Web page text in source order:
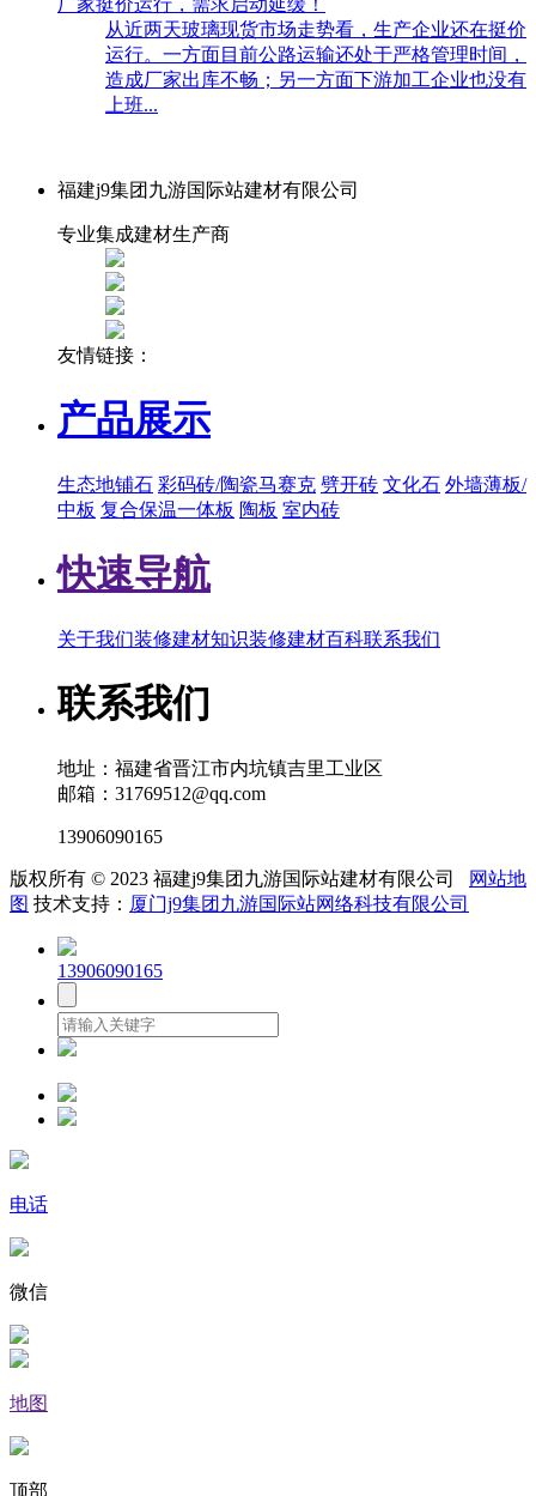
从近两天玻璃现货市场走势看，生产企业还在挺价
运行。一方面目前公路运输还处于严格管理时间，
造成厂家出库不畅；另一方面下游加工企业也没有
上班...
福建j9集团九游国际站建材有限公司
专业集成建材生产商
友情链接：
产品展示
生态地铺石 彩码砖/陶瓷马赛克 劈开砖 文化石 外墙薄板/
中板 复合保温一体板 陶板 室内砖
快速导航
关于我们装修建材知识装修建材百科联系我们
联系我们
地址：福建省晋江市内坑镇吉里工业区
邮箱：31769512@qq.com
13906090165
版权所有 © 2023 福建j9集团九游国际站建材有限公司
网站地
图 技术支持： 厦门j9集团九游国际站网络科技有限公司
13906090165
电话
微信
地图
顶部